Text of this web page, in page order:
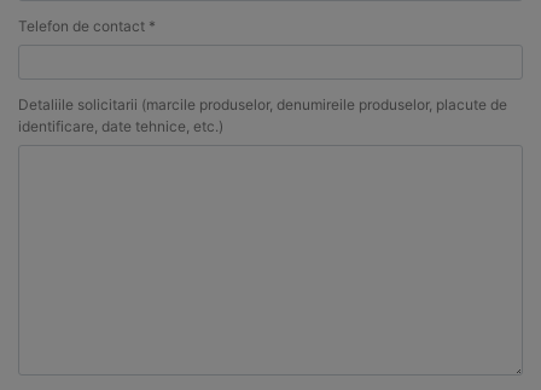
Telefon de contact *
Detaliile solicitarii (marcile produselor, denumireile produselor, placute de
identificare, date tehnice, etc.)